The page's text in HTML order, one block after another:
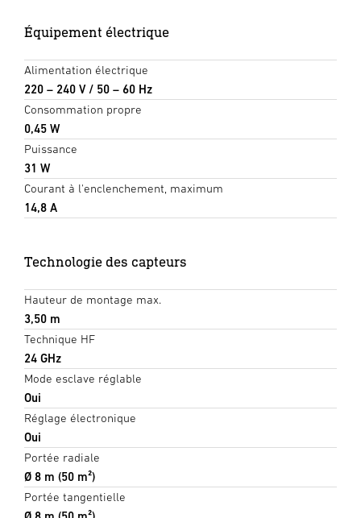
Équipement électrique
Alimentation électrique
220 – 240 V / 50 – 60 Hz
Consommation propre
0,45 W
Puissance
31 W
Courant à l'enclenchement, maximum
14,8 A
Technologie des capteurs
Hauteur de montage max.
3,50 m
Technique HF
24 GHz
Mode esclave réglable
Oui
Réglage électronique
Oui
Portée radiale
Ø 8 m (50 m²)
Portée tangentielle